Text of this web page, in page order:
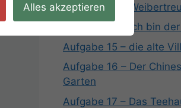
Aufgabe 13 – Weibertreu
Aufgabe 14 – Ich bin
Aufgabe 15 – die alte
Aufgabe 16 – Der
Garten
Aufgabe 17 – Das
Alles akzeptieren